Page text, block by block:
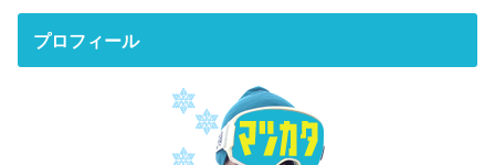
プロフィール